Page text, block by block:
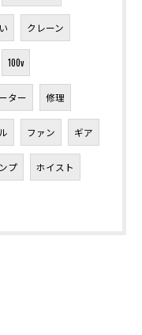
クレーン
100v
ター 修理
ファン ギア
プ ホイスト